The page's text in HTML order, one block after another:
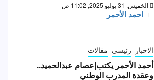
الخميس, 31 يوليو 2025, 11:02 ص
احمد الأحمر
الاخبار رئيسى مقالات
أحمد الأحمر يكتب|عصام عبدالحميد..
وعقدة المدرب الوطني